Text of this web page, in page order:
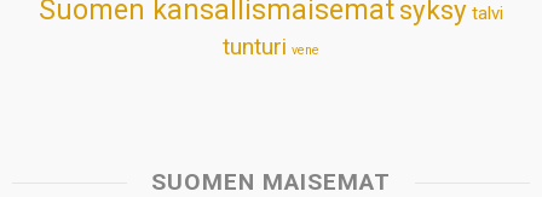
Suomen kansallismaisematsyksy talvi
tunturi vene
SUOMEN MAISEMAT